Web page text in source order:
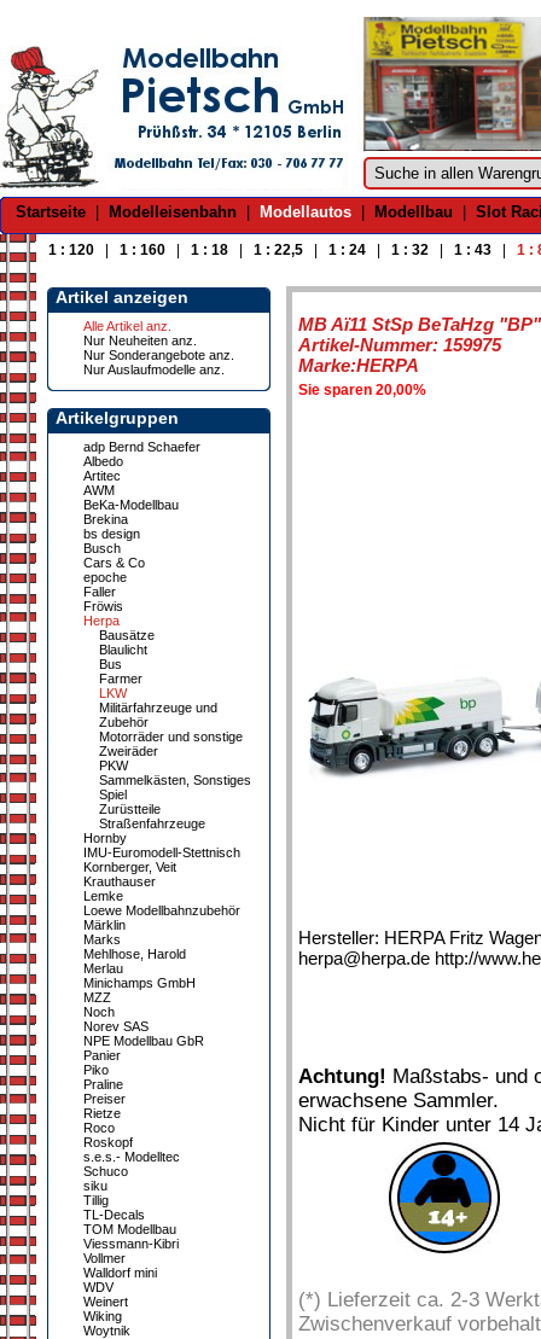
Startseite Modelleisenbahn Modellautos Modellbau Slot
1 : 120 1 : 160 1 : 18 1 : 22,5 1 : 24 1 : 32 1 : 43 1 :
Artikel anzeigen
Alle Artikel anz.
Nur Neuheiten anz.
Nur Sonderangebote anz.
Nur Auslaufmodelle anz.
Artikelgruppen
adp Bernd Schaefer
Albedo
Artitec
AWM
BeKa-Modellbau
Brekina
bs design
Busch
Cars & Co
epoche
Faller
Fröwis
Herpa
Bausätze
Blaulicht
Bus
Farmer
LKW
Militärfahrzeuge und
Zubehör
Motorräder und sonstige
Zweiräder
PKW
Sammelkästen, Sonstiges
Spiel
Zurüstteile
Straßenfahrzeuge
Hornby
IMU-Euromodell-Stettnisch
Kornberger, Veit
Krauthauser
Lemke
Loewe Modellbahnzubehör
Märklin
Marks
Mehlhose, Harold
Merlau
Minichamps GmbH
MZZ
Noch
Norev SAS
NPE Modellbau GbR
Panier
Piko
Praline
Preiser
Rietze
Roco
Roskopf
s.e.s.- Modelltec
Schuco
siku
Tillig
TL-Decals
TOM Modellbau
Viessmann-Kibri
Vollmer
Walldorf mini
WDV
Weinert
Wiking
Woytnik
MB Aï11 StSp BeTaHzg "BP"
Artikel-Nummer: 159975
Marke:HERPA
Sie sparen 20,00%
Hersteller: HERPA Fritz
herpa@herpa.de http://
Achtung! Maßstabs- und
erwachsene Sammler.
Nicht für Kinder unter 14
(*) Lieferzeit ca. 2-3
Zwischenverkauf